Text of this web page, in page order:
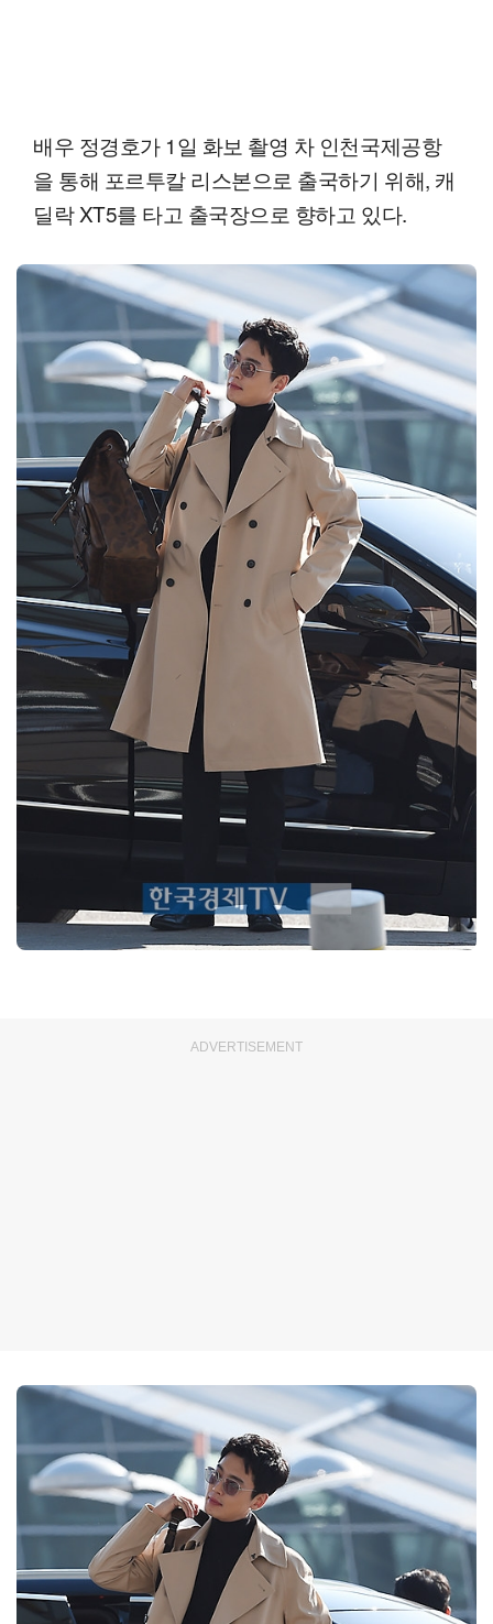
배우 정경호가 1일 화보 촬영 차 인천국제공항
을 통해 포르투칼 리스본으로 출국하기 위해, 캐
딜락 XT5를 타고 출국장으로 향하고 있다.
ADVERTISEMENT